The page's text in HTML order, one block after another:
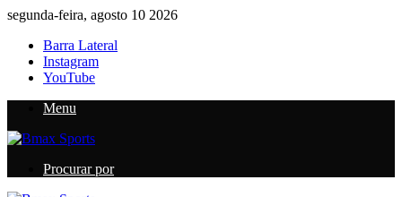
segunda-feira, agosto 10 2026
Barra Lateral
Instagram
YouTube
Menu
Procurar por